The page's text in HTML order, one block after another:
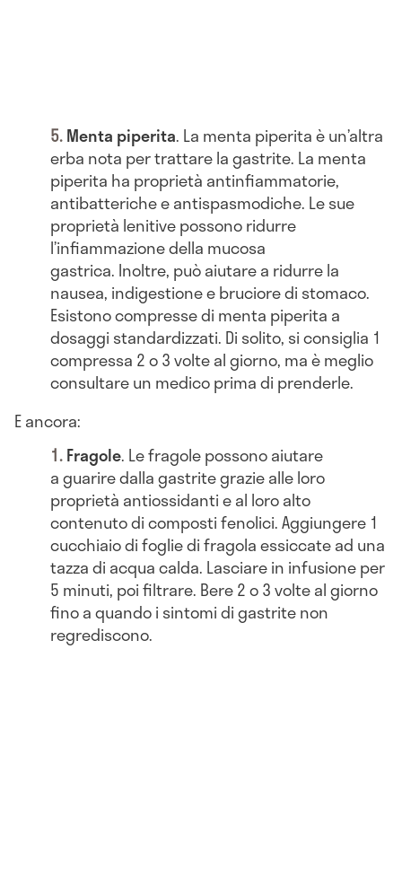
Menta piperita. La menta piperita è un’altra
erba nota per trattare la gastrite. La menta
piperita ha proprietà antinfiammatorie,
antibatteriche e antispasmodiche. Le sue
proprietà lenitive possono ridurre
l’infiammazione della mucosa
gastrica. Inoltre, può aiutare a ridurre la
nausea, indigestione e bruciore di stomaco.
Esistono compresse di menta piperita a
dosaggi standardizzati. Di solito, si consiglia 1
compressa 2 o 3 volte al giorno, ma è meglio
consultare un medico prima di prenderle.
E ancora:
Fragole. Le fragole possono aiutare
a guarire dalla gastrite grazie alle loro
proprietà antiossidanti e al loro alto
contenuto di composti fenolici. Aggiungere 1
cucchiaio di foglie di fragola essiccate ad una
tazza di acqua calda. Lasciare in infusione per
5 minuti, poi filtrare. Bere 2 o 3 volte al giorno
fino a quando i sintomi di gastrite non
regrediscono.